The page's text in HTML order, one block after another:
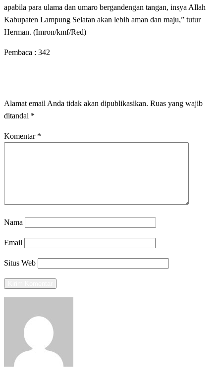
apabila para ulama dan umaro bergandengan tangan, insya Allah
Kabupaten Lampung Selatan akan lebih aman dan maju,” tutur
Herman. (Imron/kmf/Red)
Pembaca : 342
Alamat email Anda tidak akan dipublikasikan. Ruas yang wajib
ditandai *
Komentar *
Nama
Email
Situs Web